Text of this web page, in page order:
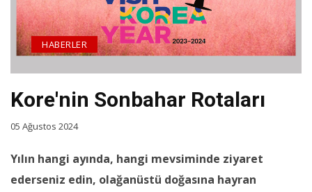
Kore'nin Sonbahar Rotaları
HABERLER
05 Ağustos 2024
Yılın hangi ayında, hangi mevsiminde ziyaret
ederseniz edin, olağanüstü doğasına hayran